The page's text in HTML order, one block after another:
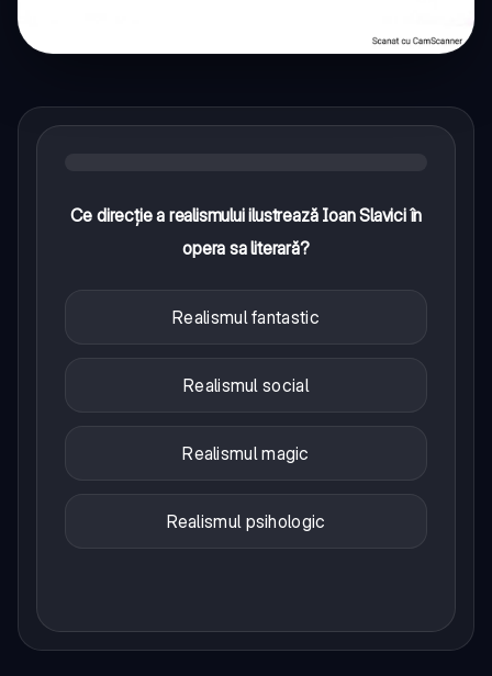
Ce direcție a realismului ilustrează Ioan Slavici în
opera sa literară?
Realismul fantastic
Realismul social
Realismul magic
Realismul psihologic